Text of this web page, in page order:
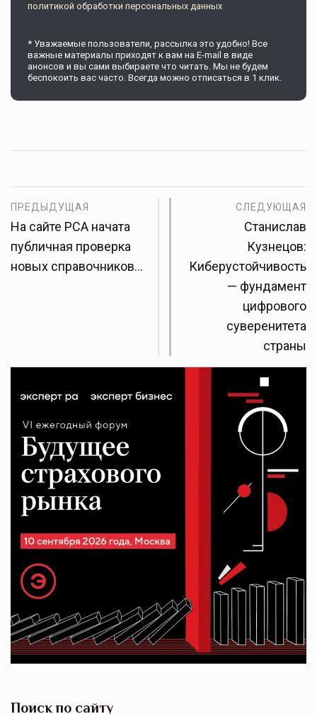
политикой обработки персональных данных
* Уважаемые пользователи, рассылка это удобно! Все
важные материалы приходят к вам на E-mail в виде
анонсов и вы сами выбираете что читать. Мы не будем
беспокоить вас часто. Всегда можно отписаться в 1 клик.
ПРЕДЫДУЩАЯ
На сайте РСА начата
публичная проверка
новых справочников…
СЛЕДУЮЩАЯ
Станислав
Кузнецов:
Киберустойчивость
— фундамент
цифрового
суверенитета
страны
Поиск по сайту